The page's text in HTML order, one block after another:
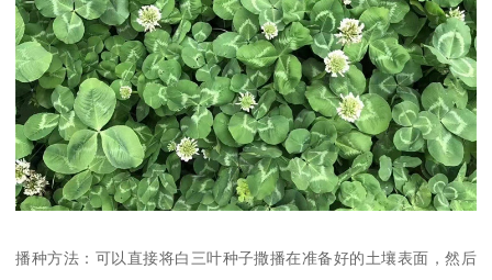
播种方法：可以直接将白三叶种子撒播在准备好的土壤表面，然后